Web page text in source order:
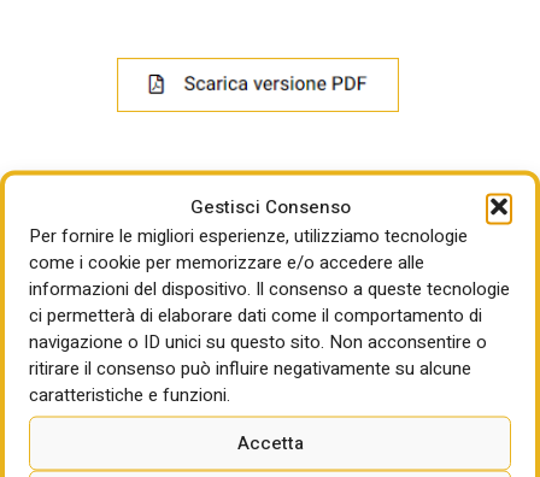
Gestisci Consenso
Per fornire le migliori esperienze, utilizziamo tecnologie
come i cookie per memorizzare e/o accedere alle
informazioni del dispositivo. Il consenso a queste tecnologie
ci permetterà di elaborare dati come il comportamento di
navigazione o ID unici su questo sito. Non acconsentire o
ritirare il consenso può influire negativamente su alcune
caratteristiche e funzioni.
Accetta
LEGGI ANCHE
IA E AMBIENTE COSTRUITO/3
La transizione dal modello informativo al
modello cognitivo. La natura inquietante
dell’IA avanzata nel settore dell’ambiente
costruito: 2026/2035 (parte 3)